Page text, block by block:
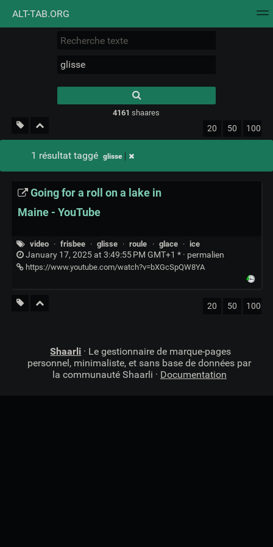
ALT-TAB.ORG
Nuage de tags Mur d'images
results.
4161 shaares
20 50 100
1 résultat taggé glisse
Going for a roll on a lake in
Maine - YouTube
video · frisbee · glisse · roule · glace · ice
January 17, 2025 at 3:49:55 PM GMT+1 * · permalien
https://www.youtube.com/watch?v=bXGcSpQW8YA
20 50 100
Shaarli · Le gestionnaire de marque-pages
personnel, minimaliste, et sans base de données par
la communauté Shaarli · Documentation